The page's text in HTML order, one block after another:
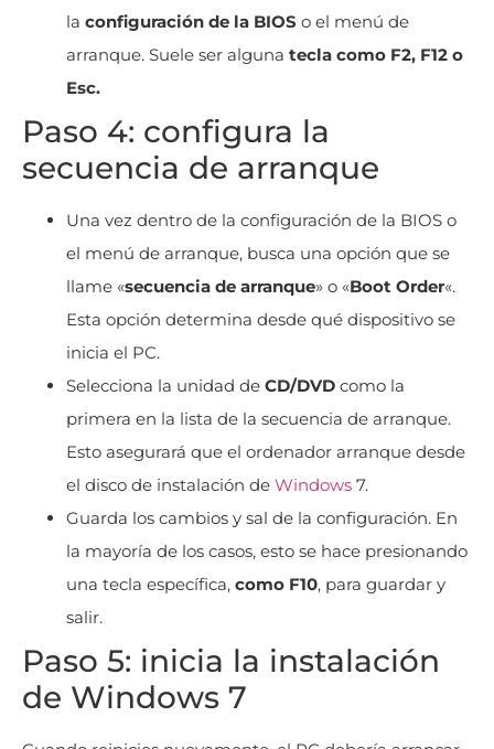
la configuración de la BIOS o el menú de
arranque. Suele ser alguna tecla como F2, F12 o
Esc.
Paso 4: configura la
secuencia de arranque
Una vez dentro de la configuración de la BIOS o
el menú de arranque, busca una opción que se
llame «secuencia de arranque» o «Boot Order«.
Esta opción determina desde qué dispositivo se
inicia el PC.
Selecciona la unidad de CD/DVD como la
primera en la lista de la secuencia de arranque.
Esto asegurará que el ordenador arranque desde
el disco de instalación de Windows 7.
Guarda los cambios y sal de la configuración. En
la mayoría de los casos, esto se hace presionando
una tecla específica, como F10, para guardar y
salir.
Paso 5: inicia la instalación
de Windows 7